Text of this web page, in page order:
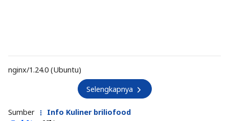
nginx/1.24.0 (Ubuntu)
Selengkapnya
Sumber Info Kuliner briliofood